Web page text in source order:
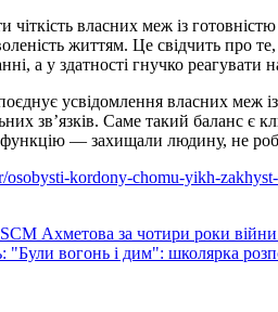
чіткість власних меж із
життям. Це свідчить про
а у здатності гнучко реагувати на
усвідомлення власних меж
зв’язків. Саме такий баланс
— захищали людину, не
osobysti-kordony-chomu-yikh-
Ахметова за чотири роки
вогонь і дим": школярка